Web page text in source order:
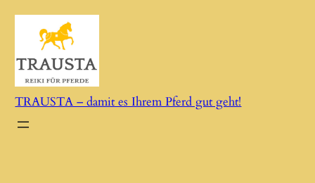
Zum
springen
TRAUSTA – damit es Ihrem Pferd gut geht!